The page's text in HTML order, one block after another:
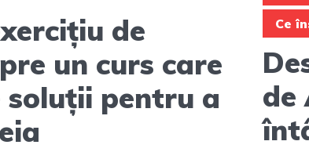
de
un curs care
pentru a
Ce
de